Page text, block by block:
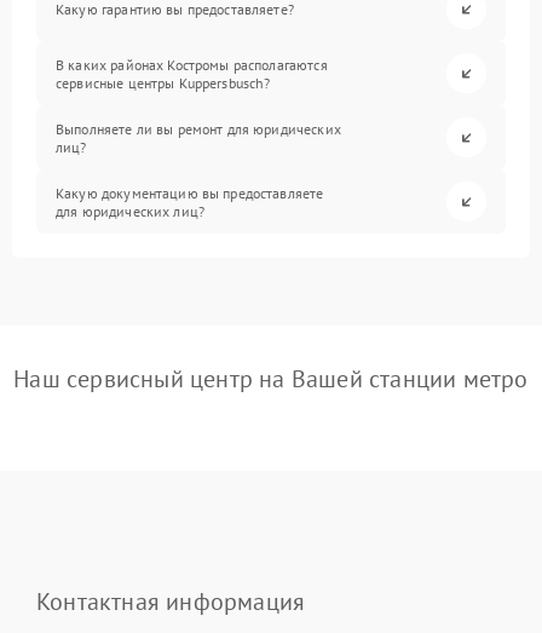
Какую гарантию вы предоставляете?
В каких районах Костромы располагаются
сервисные центры Kuppersbusch?
Выполняете ли вы ремонт для юридических
лиц?
Какую документацию вы предоставляете
для юридических лиц?
Наш сервисный центр на Вашей станции метро
Контактная информация